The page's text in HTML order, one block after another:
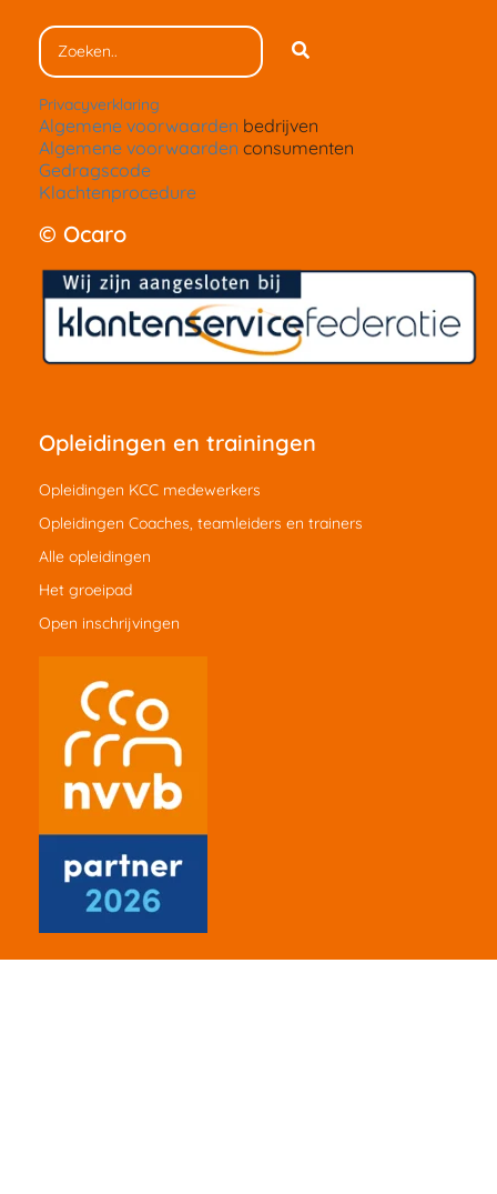
Privacyverklaring
Algemene voorwaarden bedrijven
Algemene voorwaarden consumenten
Gedragscode
Klachtenprocedure
© Ocaro
Opleidingen en trainingen
Opleidingen KCC medewerkers
Opleidingen Coaches, teamleiders en trainers
Alle opleidingen
Het groeipad
Open inschrijvingen